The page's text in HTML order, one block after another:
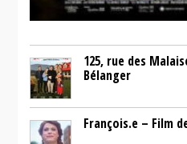
125, rue des
Bélanger
François.e – Film